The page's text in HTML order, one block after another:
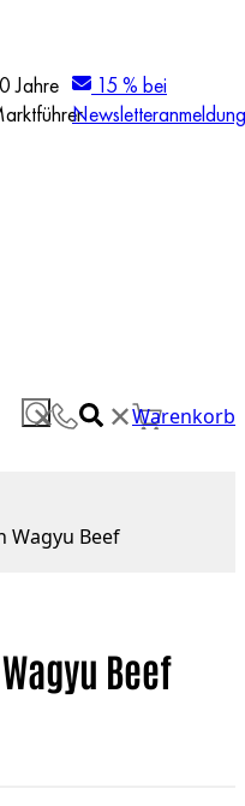
Jahre
15 % bei
Newsletteranmeldung
✕ ✕Warenkorb
Wagyu Beef
Beef